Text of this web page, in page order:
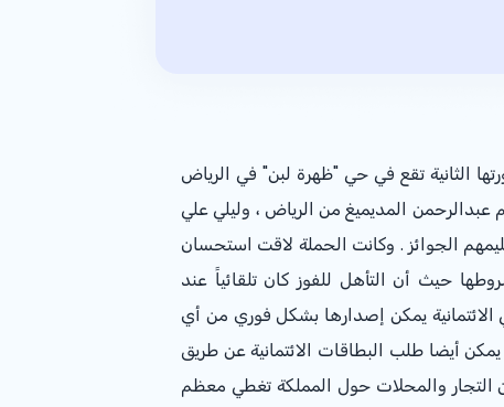
الثانية تقع في حي "ظهرة لبن" في الرياض
المديميغ من الرياض ، وليلي علي
الجوائز . وكانت الحملة لاقت استحسان
حيث أن التأهل للفوز كان تلقائياً عند
يمكن إصدارها بشكل فوري من أي
والبالغ عددها أكثر من 469 فرعاً، و101 قسما نسائيا كما يمكن أيضا طلب البطاقات الائتمانية عن طريق
التجار والمحلات حول المملكة تغطي معظم